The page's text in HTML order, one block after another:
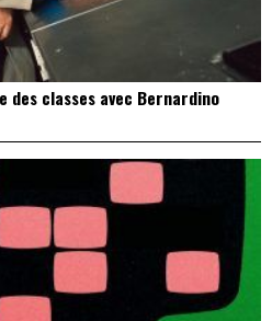
classes avec Bernardino